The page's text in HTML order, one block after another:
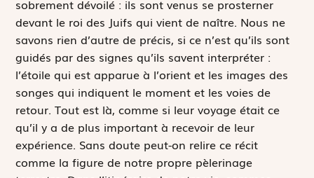
sobrement dévoilé : ils sont venus se prosterner
devant le roi des Juifs qui vient de naître. Nous ne
savons rien d’autre de précis, si ce n’est qu’ils sont
guidés par des signes qu’ils savent interpréter :
l’étoile qui est apparue à l’orient et les images des
songes qui indiquent le moment et les voies de
retour. Tout est là, comme si leur voyage était ce
qu’il y a de plus important à recevoir de leur
expérience. Sans doute peut-on relire ce récit
comme la figure de notre propre pèlerinage